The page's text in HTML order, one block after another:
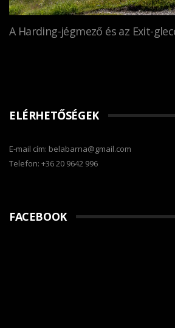
A Harding-jégmező és az Exit-
ELÉRHETŐSÉGEK
E-mail cím: belabarna@gmail.com
Telefon: +36 20 9642 996
FACEBOOK